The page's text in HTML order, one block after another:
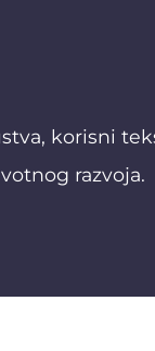
korisni
razvoja.